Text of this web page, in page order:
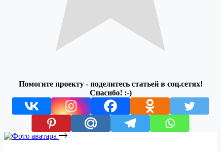
Помогите проекту - поделитесь статьей в соц.сетях!
Спасибо! :-)